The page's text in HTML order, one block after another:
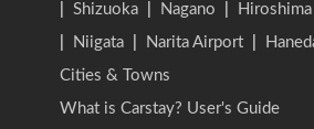
Shizuoka Nagano Hiroshima
Niigata Narita Airport
Cities & Towns
What is Carstay? User's Guide